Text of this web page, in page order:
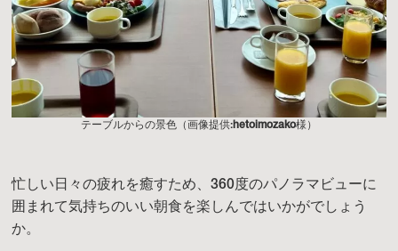
テーブルからの景色（画像提供:hetoimozako様）
忙しい日々の疲れを癒すため、360度のパノラマビューに
囲まれて気持ちのいい朝食を楽しんではいかがでしょう
か。